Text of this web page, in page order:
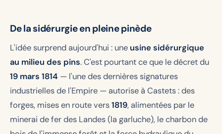
De la sidérurgie en pleine pinède
L'idée surprend aujourd'hui : une usine sidérurgique
au milieu des pins. C'est pourtant ce que le décret du
19 mars 1814 — l'une des dernières signatures
industrielles de l'Empire — autorise à Castets : des
forges, mises en route vers1819, alimentées par le
minerai de fer des Landes (la garluche), le charbon de